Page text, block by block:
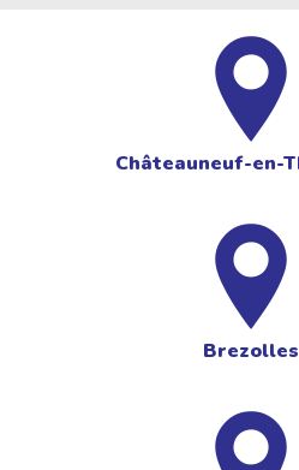
Châteauneuf-en-
Brezolles